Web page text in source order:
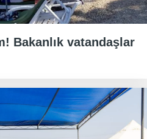
Bakanlık vatandaşlar